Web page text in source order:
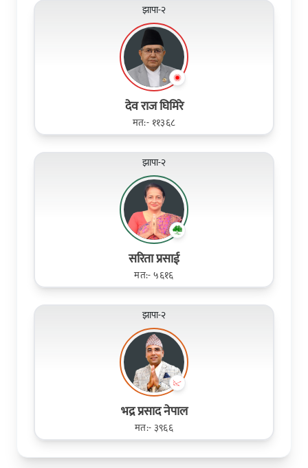
झापा-२
देव राज घिमिरे
मत:- ११३६८
झापा-२
सरिता प्रसाई
मत:- ५६१६
झापा-२
भद्र प्रसाद नेपाल
मत:- ३९६६